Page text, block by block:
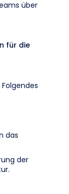
über
für die
das
der